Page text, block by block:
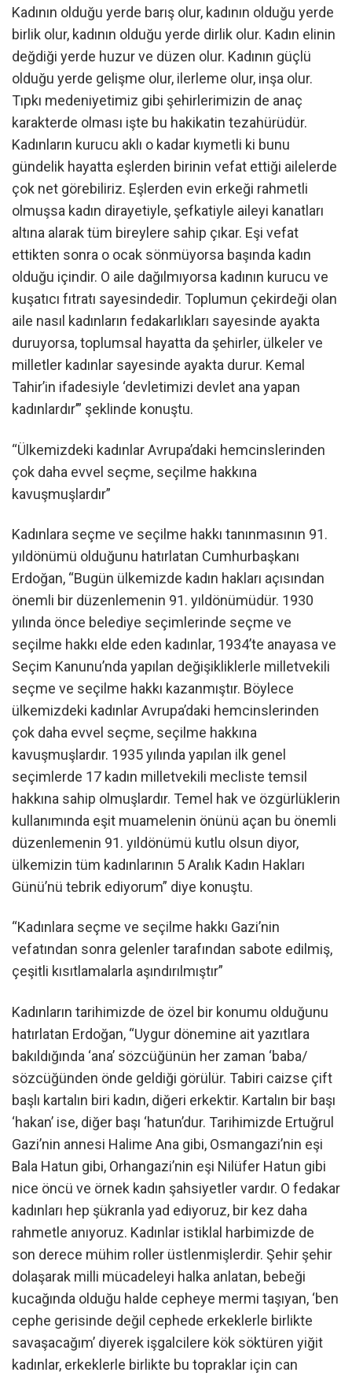
Kadının olduğu yerde barış olur, kadının olduğu yerde
birlik olur, kadının olduğu yerde dirlik olur. Kadın elinin
değdiği yerde huzur ve düzen olur. Kadının güçlü
olduğu yerde gelişme olur, ilerleme olur, inşa olur.
Tıpkı medeniyetimiz gibi şehirlerimizin de anaç
karakterde olması işte bu hakikatin tezahürüdür.
Kadınların kurucu aklı o kadar kıymetli ki bunu
gündelik hayatta eşlerden birinin vefat ettiği ailelerde
çok net görebiliriz. Eşlerden evin erkeği rahmetli
olmuşsa kadın dirayetiyle, şefkatiyle aileyi kanatları
altına alarak tüm bireylere sahip çıkar. Eşi vefat
ettikten sonra o ocak sönmüyorsa başında kadın
olduğu içindir. O aile dağılmıyorsa kadının kurucu ve
kuşatıcı fıtratı sayesindedir. Toplumun çekirdeği olan
aile nasıl kadınların fedakarlıkları sayesinde ayakta
duruyorsa, toplumsal hayatta da şehirler, ülkeler ve
milletler kadınlar sayesinde ayakta durur. Kemal
Tahir’in ifadesiyle ‘devletimizi devlet ana yapan
kadınlardır’” şeklinde konuştu.
“Ülkemizdeki kadınlar Avrupa’daki hemcinslerinden
çok daha evvel seçme, seçilme hakkına
kavuşmuşlardır”
Kadınlara seçme ve seçilme hakkı tanınmasının 91.
yıldönümü olduğunu hatırlatan Cumhurbaşkanı
Erdoğan, “Bugün ülkemizde kadın hakları açısından
önemli bir düzenlemenin 91. yıldönümüdür. 1930
yılında önce belediye seçimlerinde seçme ve
seçilme hakkı elde eden kadınlar, 1934’te anayasa ve
Seçim Kanunu’nda yapılan değişikliklerle milletvekili
seçme ve seçilme hakkı kazanmıştır. Böylece
ülkemizdeki kadınlar Avrupa’daki hemcinslerinden
çok daha evvel seçme, seçilme hakkına
kavuşmuşlardır. 1935 yılında yapılan ilk genel
seçimlerde 17 kadın milletvekili mecliste temsil
hakkına sahip olmuşlardır. Temel hak ve özgürlüklerin
kullanımında eşit muamelenin önünü açan bu önemli
düzenlemenin 91. yıldönümü kutlu olsun diyor,
ülkemizin tüm kadınlarının 5 Aralık Kadın Hakları
Günü’nü tebrik ediyorum” diye konuştu.
“Kadınlara seçme ve seçilme hakkı Gazi’nin
vefatından sonra gelenler tarafından sabote edilmiş,
çeşitli kısıtlamalarla aşındırılmıştır”
Kadınların tarihimizde de özel bir konumu olduğunu
hatırlatan Erdoğan, “Uygur dönemine ait yazıtlara
bakıldığında ‘ana’ sözcüğünün her zaman ‘baba/
sözcüğünden önde geldiği görülür. Tabiri caizse çift
başlı kartalın biri kadın, diğeri erkektir. Kartalın bir başı
‘hakan’ ise, diğer başı ‘hatun’dur. Tarihimizde Ertuğrul
Gazi’nin annesi Halime Ana gibi, Osmangazi’nin eşi
Bala Hatun gibi, Orhangazi’nin eşi Nilüfer Hatun gibi
nice öncü ve örnek kadın şahsiyetler vardır. O fedakar
kadınları hep şükranla yad ediyoruz, bir kez daha
rahmetle anıyoruz. Kadınlar istiklal harbimizde de
son derece mühim roller üstlenmişlerdir. Şehir şehir
dolaşarak milli mücadeleyi halka anlatan, bebeği
kucağında olduğu halde cepheye mermi taşıyan, ‘ben
cephe gerisinde değil cephede erkeklerle birlikte
savaşacağım’ diyerek işgalcilere kök söktüren yiğit
kadınlar, erkeklerle birlikte bu topraklar için can